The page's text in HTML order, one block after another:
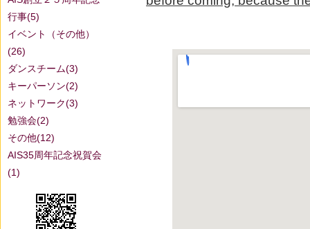
行事(5)
イベント（その他）
(26)
ダンスチーム(3)
キーパーソン(2)
ネットワーク(3)
勉強会(2)
その他(12)
AIS35周年記念祝賀会
(1)